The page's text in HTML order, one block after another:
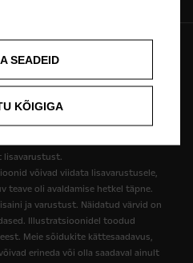
Küpsiste poliitika
lisavarustust.
võivad viidata lisavarustusele,
teave oli avaldamise hetkel täpne.
ja varustust. Näidatud värvid on
Illustratsioonidel toodud
Meie sõidukite kättesaadavus,
erineda või olla saadaval ainult
SEADEID
KÕIGIGA